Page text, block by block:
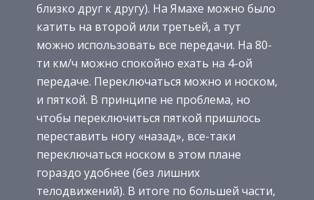
близко друг к другу). На Ямахе можно было
катить на второй или третьей, а тут
можно использовать все передачи. На 80-
ти км/ч можно спокойно ехать на 4-ой
передаче. Переключаться можно и носком,
и пяткой. В принципе не проблема, но
чтобы переключиться пяткой пришлось
переставить ногу «назад», все-таки
переключаться носком в этом плане
гораздо удобнее (без лишних
телодвижений). В итоге по большей части,